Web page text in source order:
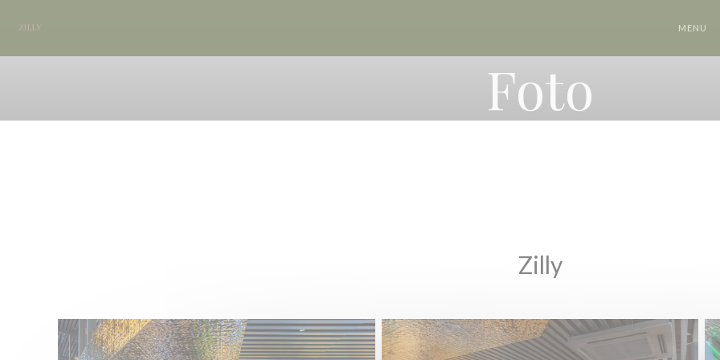
MENU
Foto
Zilly